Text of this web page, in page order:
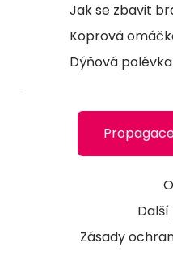
Jak se zbavit
Koprová
Dýňová polévka
Zásady